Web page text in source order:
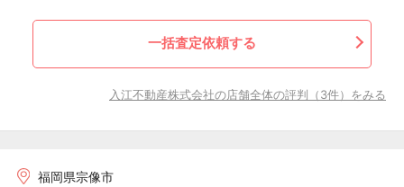
一括査定依頼する
入江不動産株式会社の店舗全体の評判（3件）をみる
福岡県宗像市